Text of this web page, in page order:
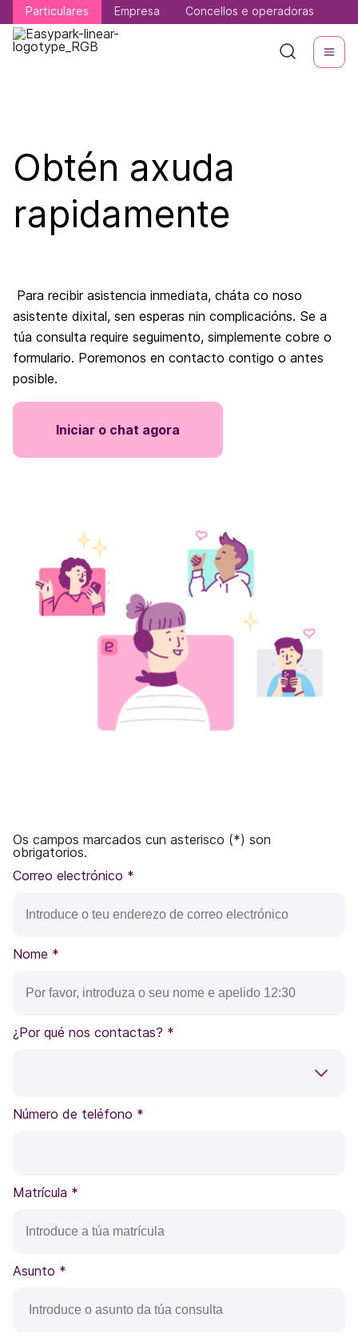
Particulares Empresa Concellos e operadoras
Particulares Empresa Concellos e operadoras
Os campos marcados cun asterisco (*) son
obrigatorios.
Correo electrónico *
Nome *
¿Por qué nos contactas? *
Número de teléfono *
Matrícula *
Asunto *
Obtén axuda
rapidamente
Para recibir asistencia inmediata, cháta co noso
asistente dixital, sen esperas nin complicacións. Se a
túa consulta require seguimento, simplemente cobre o
formulario. Poremonos en contacto contigo o antes
posible.
Iniciar o chat agora